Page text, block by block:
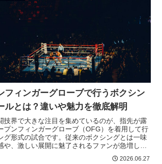
フィンガーグローブで行うボクシン
ルとは？違いや魅力を徹底解明
技界で大きな注目を集めているのが、指先が露
プンフィンガーグローブ（OFG）を着用して行
グ形式の試合です。従来のボクシングとは一味
や、激しい展開に魅了されるファンが急増して
2026.06.27